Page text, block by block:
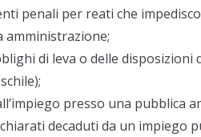
penali per reati che
amministrazione;
di leva o delle disposizioni
presso una pubblica
decaduti da un impiego